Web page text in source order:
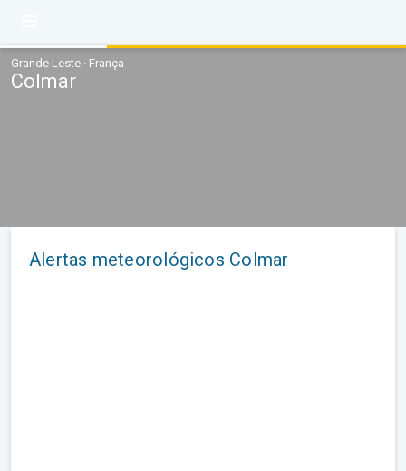
Grande Leste · França
Colmar
Alertas meteorológicos Colmar